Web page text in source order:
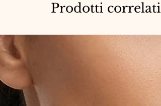
Prodotti correlati